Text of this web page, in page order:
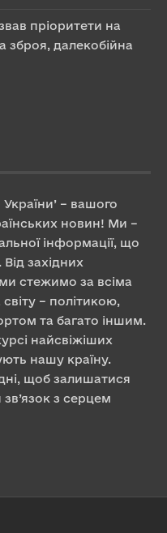
пріоритети на
зброя, далекобійна
– вашого
новин! Ми –
інформації, що
Від західних
стежимо за всіма
– політикою,
та багато іншим.
найсвіжіших
нашу країну.
щоб залишатися
з серцем